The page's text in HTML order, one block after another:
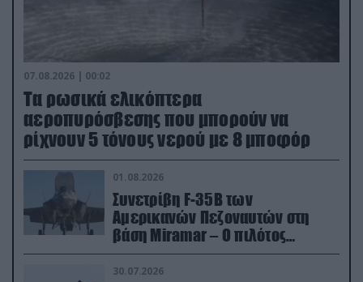
07.08.2026 | 00:02
Τα ρωσικά ελικόπτερα
αεροπυρόσβεσης που μπορούν να
ρίχνουν 5 τόνους νερού με 8 μποφόρ
01.08.2026
Συνετρίβη F-35B των
Αμερικανών Πεζοναυτών στη
βάση Miramar – Ο πιλότος
εκτινάχθηκε εγκαίρως
30.07.2026